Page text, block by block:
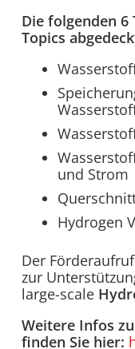
Die folgenden
Topics
und Strom
Hydrogen
Der
zur
large-scale
Weitere Infos
finden Sie hier: